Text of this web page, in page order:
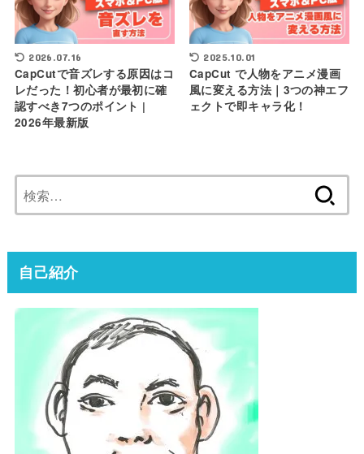
2026.07.16
CapCutで音ズレする原因はコ
レだった！初心者が最初に確
認すべき7つのポイント |
2026年最新版
2025.10.01
CapCut で人物をアニメ漫画
風に変える方法｜3つの神エフ
ェクトで即キャラ化！
索:
自己紹介